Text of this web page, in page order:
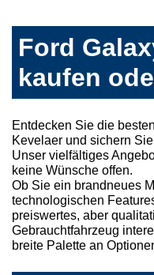
Ford
kaufen
Entdecken Sie die
Kevelaer und sichern
Unser vielfältiges
keine Wünsche offen.
Ob Sie ein brandneues
technologischen
preiswertes, aber
Gebrauchtfahrzeug
breite Palette an